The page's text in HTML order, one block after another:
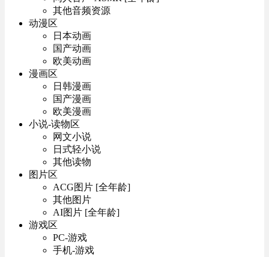
其他音频资源
动漫区
日本动画
国产动画
欧美动画
漫画区
日韩漫画
国产漫画
欧美漫画
小说-读物区
网文小说
日式轻小说
其他读物
图片区
ACG图片 [全年龄]
其他图片
AI图片 [全年龄]
游戏区
PC-游戏
手机-游戏